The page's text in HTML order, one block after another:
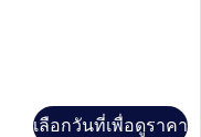
เลือกวันที่เพื่อดูราคา